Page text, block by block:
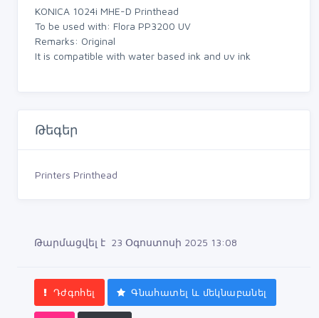
KONICA 1024i MHE-D Printhead
To be used with: Flora PP3200 UV
Remarks: Original
It is compatible with water based ink and uv ink
Թեգեր
Printers Printhead
Թարմացվել է 23 Օգոստոսի 2025 13:08
Դժգոհել Գնահատել և մեկնաբանել